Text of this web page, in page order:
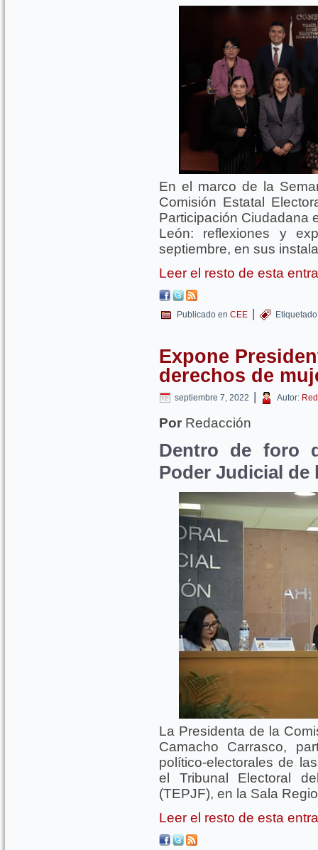
En el marco de la
Comisión Estatal
Participación Ciudadana
León: reflexiones y
septiembre, en sus
Leer el resto de esta
Publicado en CEE | Etiquetado
Expone
derechos de
septiembre 7, 2022 | Autor:
Por Redacción
Dentro de foro
Poder Judicial de
La Presidenta de la
Camacho Carrasco,
político-electorales de
el Tribunal Electoral
(TEPJF), en la Sala
Leer el resto de esta